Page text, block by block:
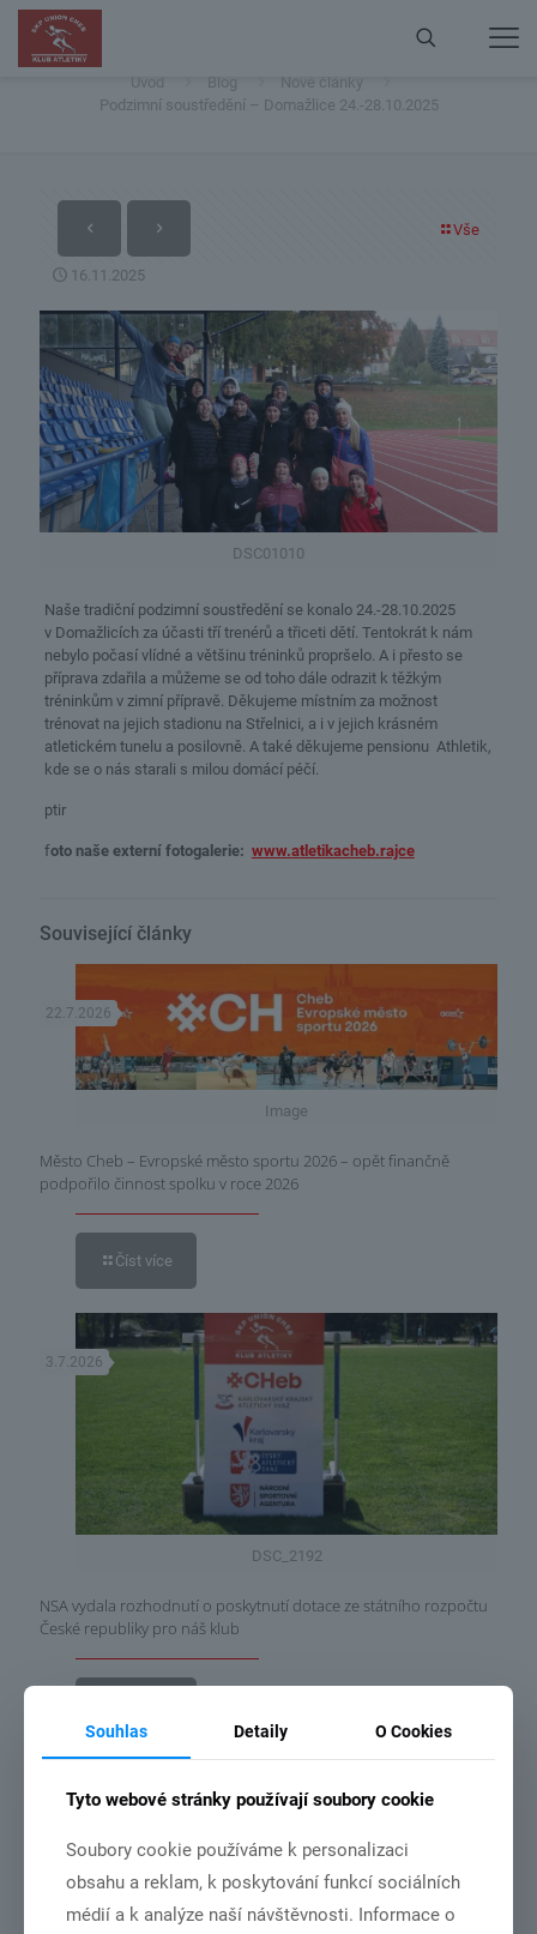
Podzimní soustředění – Domažlice 24.-28.10.2025
Úvod Blog
Nové články
Podzimní soustředění – Domažlice 24.-28.10.2025
Vše
16.11.2025
DSC01010
Naše tradiční podzimní soustředění se konalo 24.-28.10.2025
v Domažlicích za účasti tří trenérů a třiceti dětí. Tentokrát k nám
nebylo počasí vlídné a většinu tréninků propršelo. A i přesto se
příprava zdařila a můžeme se od toho dále odrazit k těžkým
tréninkům v zimní přípravě. Děkujeme místním za možnost
trénovat na jejich stadionu na Střelnici, a i v jejich krásném
atletickém tunelu a posilovně. A také děkujeme pensionu Athletik,
kde se o nás starali s milou domácí péčí.
ptir
foto naše externí fotogalerie: www.atletikacheb.rajce
Související články
Image
22.7.2026
Město Cheb – Evropské město sportu 2026 – opět finančně
podpořilo činnost spolku v roce 2026
Číst více
DSC_2192
3.7.2026
NSA vydala rozhodnutí o poskytnutí dotace ze státního rozpočtu
České republiky pro náš klub
3.7.2026
Souhlas Detaily O Cookies
Tyto webové stránky používají soubory cookie
Soubory cookie používáme k personalizaci
obsahu a reklam, k poskytování funkcí sociálních
médií a k analýze naší návštěvnosti. Informace o